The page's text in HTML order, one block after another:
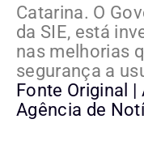
Catarina. O
da SIE, está
nas melhorias
segurança a
Fonte Original
Agência de